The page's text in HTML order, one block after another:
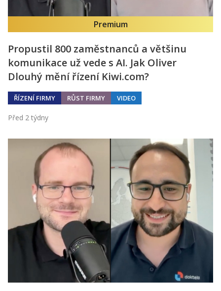
Premium
Propustil 800 zaměstnanců a většinu
komunikace už vede s AI. Jak Oliver
Dlouhý mění řízení Kiwi.com?
ŘÍZENÍ FIRMY RŮST FIRMY VIDEO
Před 2 týdny